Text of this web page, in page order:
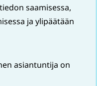
saamisessa,
ja ylipäätään
asiantuntija on